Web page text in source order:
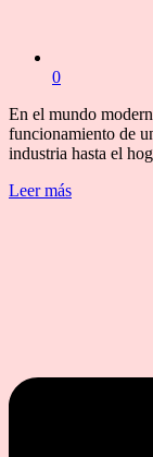
0
En el mundo
funcionamiento de
industria hasta el
Leer más